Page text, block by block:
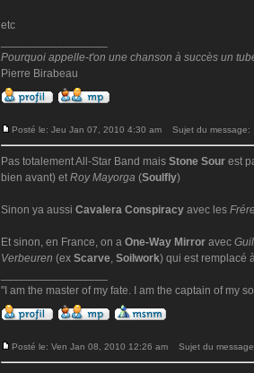
etc
Pourquoi appelle-t'on une chanson à succès un
Pierre Birabeau
Posté le: Jeu Jan 07, 2010 4:30 am Sujet du message:
Pas totalement All-Star Band mais Stone Sour est
bien avant) et Roy Mayorga (Soulfly)
Sinon ya aussi Cavalera Conspiracy avec les
Et sinon, en France, on a One-Way Mirror avec
Verbeuren (ex Scarve, Soilwork) qui est remplacé
"I am the master of my fate. I am the captain of my
Posté le: Ven Jan 08, 2010 12:26 am Sujet du